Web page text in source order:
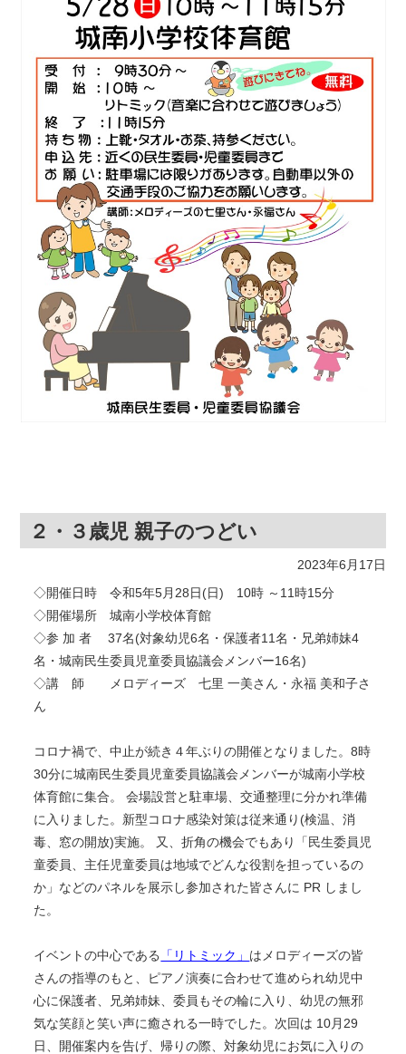
２・３歳児 親子のつどい
2023年6月17日
◇開催日時 令和5年5月28日(日) 10時 ～11時15分
◇開催場所 城南小学校体育館
◇参 加 者 37名(対象幼児6名・保護者11名・兄弟姉妹4
名・城南民生委員児童委員協議会メンバー16名)
◇講 師 メロディーズ 七里 一美さん・永福 美和子さ
ん
コロナ禍で、中止が続き４年ぶりの開催となりました。8時
30分に城南民生委員児童委員協議会メンバーが城南小学校
体育館に集合。 会場設営と駐車場、交通整理に分かれ準備
に入りました。新型コロナ感染対策は従来通り(検温、消
毒、窓の開放)実施。 又、折角の機会でもあり「民生委員児
童委員、主任児童委員は地域でどんな役割を担っているの
か」などのパネルを展示し参加された皆さんに PR しまし
た。
イベントの中心である 「リトミック」 はメロディーズの皆
さんの指導のもと、ピアノ演奏に合わせて進められ幼児中
心に保護者、兄弟姉妹、委員もその輪に入り、幼児の無邪
気な笑顔と笑い声に癒される一時でした。次回は 10月29
日、開催案内を告げ、帰りの際、対象幼児にお気に入りの